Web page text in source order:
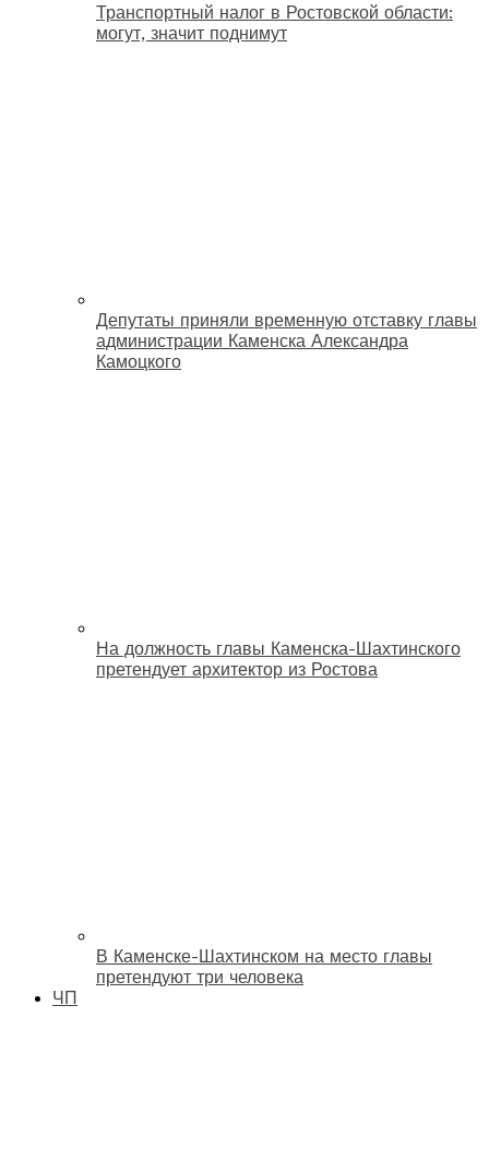
Транспортный налог в Ростовской области:
могут, значит поднимут
Депутаты приняли временную отставку главы
администрации Каменска Александра
Камоцкого
На должность главы Каменска-Шахтинского
претендует архитектор из Ростова
В Каменске-Шахтинском на место главы
претендуют три человека
ЧП